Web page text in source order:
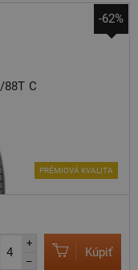
-62%
88T C
PRÉMIOVÁ KVALITA
+
–
Kúpiť